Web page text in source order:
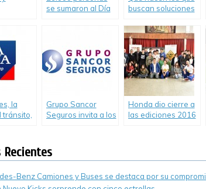
se sumaron al Día
buscan soluciones
alcohol y la
conducción.
Informe de OVILAM
la
tránsito,
Grupo Sancor
Seguros invita a los
argentina
Honda dio cierre a
las ediciones 2016
Benz Camiones y Buses se destaca por su